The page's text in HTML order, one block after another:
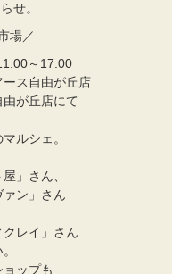
せ。
場／
～17:00
ース自由が丘店
が丘店にて
ルシェ。
」さん、
ン」さん
レイ」さん
ップも